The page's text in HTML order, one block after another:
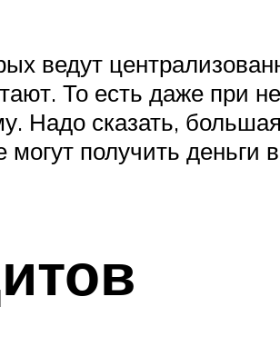
ведут
То есть даже при
Надо сказать,
могут получить деньги